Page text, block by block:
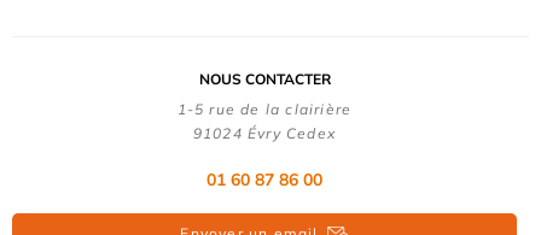
NOUS CONTACTER
1-5 rue de la clairière
91024 Évry Cedex
01 60 87 86 00